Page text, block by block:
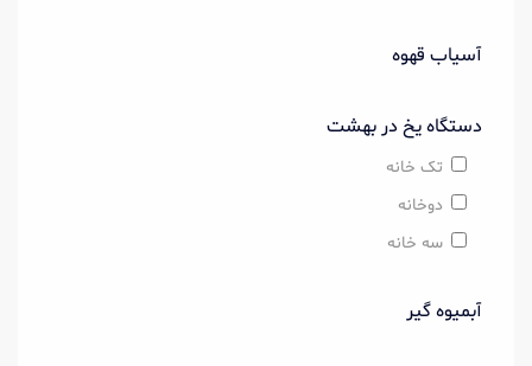
آسیاب قهوه
دستگاه یخ در بهشت
تک خانه
دوخانه
سه خانه
آبمیوه گیر